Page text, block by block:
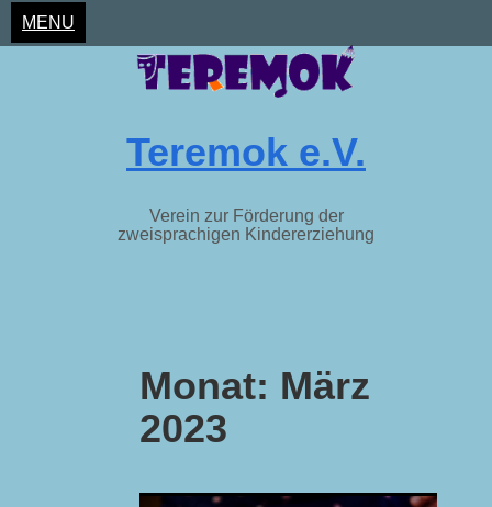
MENU
Teremok e.V.
Verein zur Förderung der
zweisprachigen Kindererziehung
content
Monat: März
2023